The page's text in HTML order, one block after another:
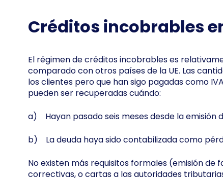
Créditos incobrables
El régimen de créditos incobrables es
comparado con otros países de la UE. Las
los clientes pero que han sigo pagadas como
pueden ser recuperadas cuándo:
a) Hayan pasado seis meses desde la emisión
b) La deuda haya sido contabilizada como
No existen más requisitos formales (emisión
correctivas, o cartas a las autoridades